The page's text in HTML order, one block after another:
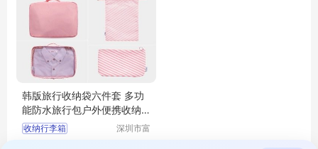
韩版旅行收纳袋六件套 多功
能防水旅行包户外便携收纳
行李箱批发
收纳行李箱
深圳市富